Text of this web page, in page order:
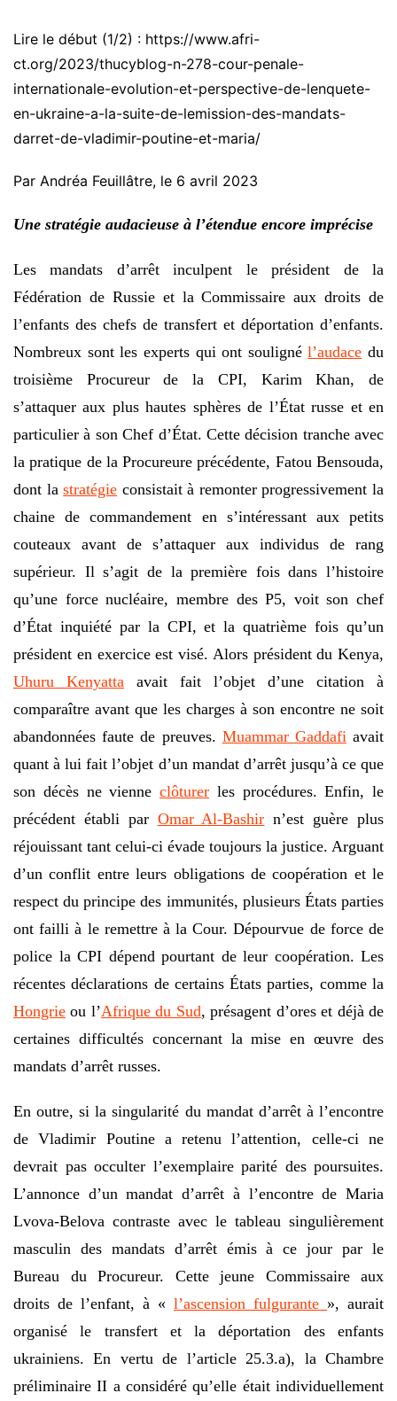
Lire le début (1/2) : https://www.afri-
ct.org/2023/thucyblog-n-278-cour-penale-
internationale-evolution-et-perspective-de-lenquete-
en-ukraine-a-la-suite-de-lemission-des-mandats-
darret-de-vladimir-poutine-et-maria/
Par Andréa Feuillâtre, le 6 avril 2023
Une stratégie audacieuse à l’étendue encore imprécise
Les mandats d’arrêt inculpent le président de la
Fédération de Russie et la Commissaire aux droits de
l’enfants des chefs de transfert et déportation d’enfants.
Nombreux sont les experts qui ont soulignél’audace du
troisième Procureur de la CPI, Karim Khan, de
s’attaquer aux plus hautes sphères de l’État russe et en
particulier à son Chef d’État. Cette décision tranche avec
la pratique de la Procureure précédente, Fatou Bensouda,
dont lastratégie consistait à remonter progressivement la
chaine de commandement en s’intéressant aux petits
couteaux avant de s’attaquer aux individus de rang
supérieur. Il s’agit de la première fois dans l’histoire
qu’une force nucléaire, membre des P5, voit son chef
d’État inquiété par la CPI, et la quatrième fois qu’un
président en exercice est visé. Alors président du Kenya,
Uhuru Kenyatta avait fait l’objet d’une citation à
comparaître avant que les charges à son encontre ne soit
abandonnées faute de preuves. Muammar Gaddafiavait
quant à lui fait l’objet d’un mandat d’arrêt jusqu’à ce que
son décès ne vienne clôturer les procédures. Enfin, le
précédent établi par Omar Al-Bashir n’est guère plus
réjouissant tant celui-ci évade toujours la justice. Arguant
d’un conflit entre leurs obligations de coopération et le
respect du principe des immunités, plusieurs États parties
ont failli à le remettre à la Cour. Dépourvue de force de
police la CPI dépend pourtant de leur coopération. Les
récentes déclarations de certains États parties, comme la
Hongrie ou l’Afrique du Sud, présagent d’ores et déjà de
certaines difficultés concernant la mise en œuvre des
mandats d’arrêt russes.
En outre, si la singularité du mandat d’arrêt à l’encontre
de Vladimir Poutine a retenu l’attention, celle-ci ne
devrait pas occulter l’exemplaire parité des poursuites.
L’annonce d’un mandat d’arrêt à l’encontre de Maria
Lvova-Belova contraste avec le tableau singulièrement
masculin des mandats d’arrêt émis à ce jour par le
Bureau du Procureur. Cette jeune Commissaire aux
droits de l’enfant, à « l’ascension fulgurante », aurait
organisé le transfert et la déportation des enfants
ukrainiens. En vertu de l’article 25.3.a), la Chambre
préliminaire II a considéré qu’elle était individuellement